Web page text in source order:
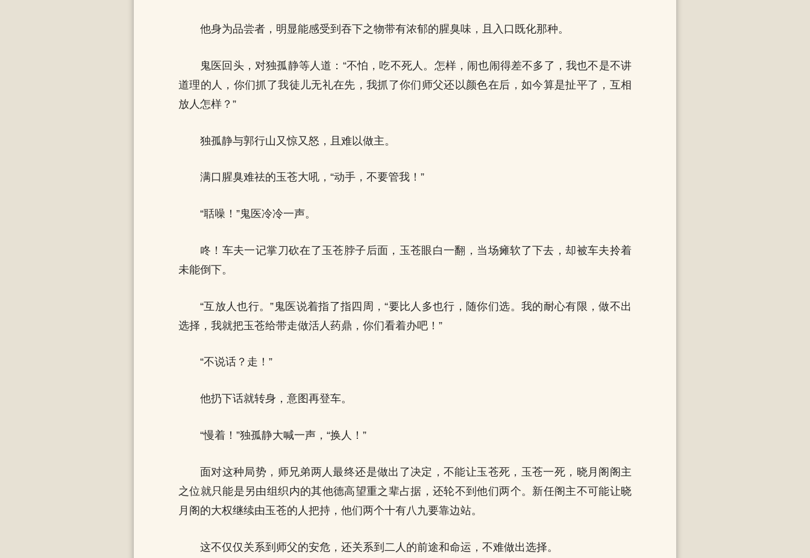
他身为品尝者，明显能感受到吞下之物带有浓郁的腥臭味，且入口既化那种。
鬼医回头，对独孤静等人道：“不怕，吃不死人。怎样，闹也闹得差不多了，我也不是不讲
道理的人，你们抓了我徒儿无礼在先，我抓了你们师父还以颜色在后，如今算是扯平了，互相
放人怎样？”
独孤静与郭行山又惊又怒，且难以做主。
满口腥臭难祛的玉苍大吼，“动手，不要管我！”
“聒噪！”鬼医冷冷一声。
咚！车夫一记掌刀砍在了玉苍脖子后面，玉苍眼白一翻，当场瘫软了下去，却被车夫拎着
未能倒下。
“互放人也行。”鬼医说着指了指四周，“要比人多也行，随你们选。我的耐心有限，做不出
选择，我就把玉苍给带走做活人药鼎，你们看着办吧！”
“不说话？走！”
他扔下话就转身，意图再登车。
“慢着！”独孤静大喊一声，“换人！”
面对这种局势，师兄弟两人最终还是做出了决定，不能让玉苍死，玉苍一死，晓月阁阁主
之位就只能是另由组织内的其他德高望重之辈占据，还轮不到他们两个。新任阁主不可能让晓
月阁的大权继续由玉苍的人把持，他们两个十有八九要靠边站。
这不仅仅关系到师父的安危，还关系到二人的前途和命运，不难做出选择。